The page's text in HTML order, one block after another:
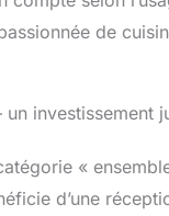
de
investissement
«
d’une